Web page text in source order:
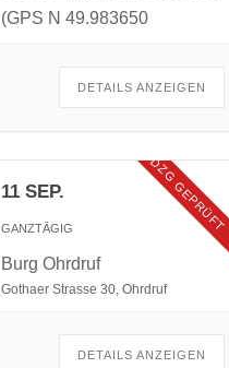
(GPS N 49.983650
DETAILS ANZEIGEN
11 SEP. DZG GEPRÜFT
GANZTÄGIG
Burg Ohrdruf
Gothaer Strasse 30, Ohrdruf
DETAILS ANZEIGEN